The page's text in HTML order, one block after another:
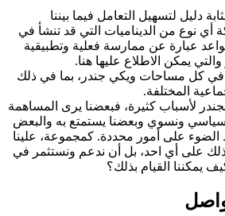
دليل لتسهيل التعامل فيما بيننا
أي نوع من الديناميات التي قد تنشأ في
عبارة عن ممارسة فعلية وتطبيقية
يمكن الاطلاع عليها هنا.
في كل مساحات ويكي جندر، بما في ذلك
المختلفة.
لأسباب كثيرة، فبعضنا يرى المساهمة
ونسوي وبعضنا يستمتع به والبعض
الضوء على أمور محددة. كمجموعة، علينا
على أي احد، بل أن ندعم ونستثمر في
يمكننا القيام بذلك؟